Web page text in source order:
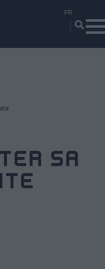
SA